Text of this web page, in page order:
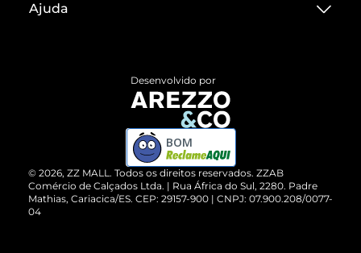
Termos de Uso
ZZ MALL é confiável
Cartão Presente
Vendas Corporativas
Ajuda
Devolução do Produto
Compre pelo WhatsApp
© 2026, ZZ MALL. Todos os direitos reservados. ZZAB
Comércio de Calçados Ltda. | Rua África do Sul, 2280. Padre
Mathias, Cariacica/ES. CEP: 29157-900 | CNPJ: 07.900.208/0077-
04
Desenvolvido por
BOM